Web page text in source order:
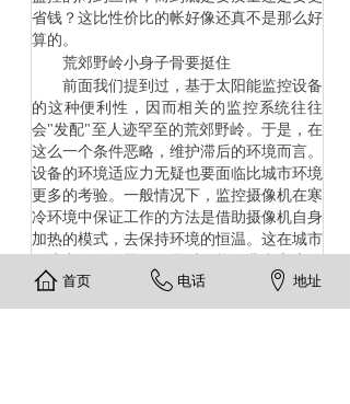
省钱？这比性价比的帐好像还真不是那么好
算的。
荒郊野岭小身子骨要挺住
前面我们提到过，基于太阳能监控设备
的这种便利性，因而相关的监控系统往往
会"发配" 至人迹罕至的荒郊野岭。于是，在
这么一个条件恶略，维护滞后的环境而言。
设备的环境适应力无疑也要面临比城市环境
更多的考验。一般情况下，监控摄像机在寒
冷环境中保证工作的方法是借助摄像机自身
加热的模式，去保持环境的恒温。这在城市
太阳能监控来说，简直就是
大逆不道 的一
种行为。因此，这也更多的要求摄像机需要
首页 电话 地址